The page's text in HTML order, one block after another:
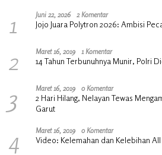
1 Juni 22, 2026 2 Komentar
Jojo Juara Polytron 2026: Ambisi
2 Maret 16, 2019 1 Komentar
14 Tahun Terbunuhnya Munir, Polri
3 Maret 16, 2019 0 Komentar
2 Hari Hilang, Nelayan Tewas
Garut
4 Maret 16, 2019 0 Komentar
Video: Kelemahan dan Kelebihan All